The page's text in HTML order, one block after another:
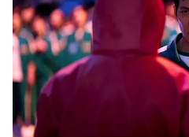
VTV Sức khoẻ
Thị trường 24h
VTV4